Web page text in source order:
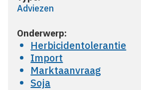
Adviezen
Onderwerp:
Herbicidentolerantie
Import
Marktaanvraag
Soja